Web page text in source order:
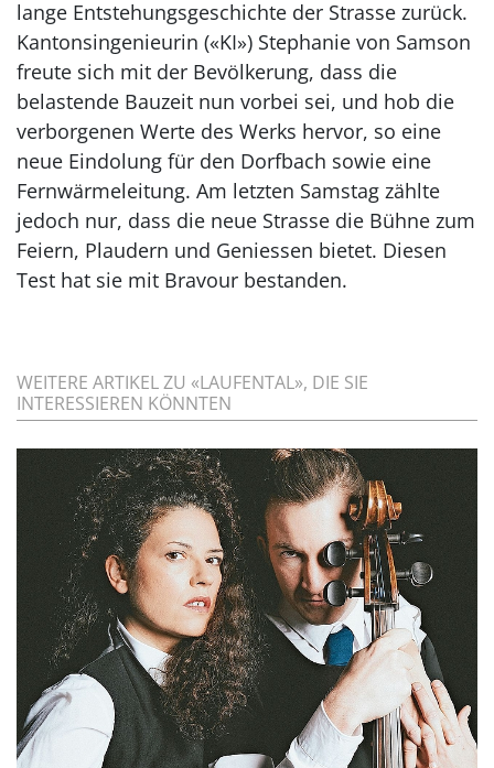
lange Entstehungsgeschichte der Strasse zurück.
Kantonsingenieurin («KI») Stephanie von Samson
freute sich mit der Bevölkerung, dass die
belastende Bauzeit nun vorbei sei, und hob die
verborgenen Werte des Werks hervor, so eine
neue Eindolung für den Dorfbach sowie eine
Fernwärmeleitung. Am letzten Samstag zählte
jedoch nur, dass die neue Strasse die Bühne zum
Feiern, Plaudern und Geniessen bietet. Diesen
Test hat sie mit Bravour bestanden.
WEITERE ARTIKEL ZU «LAUFENTAL», DIE SIE
INTERESSIEREN KÖNNTEN